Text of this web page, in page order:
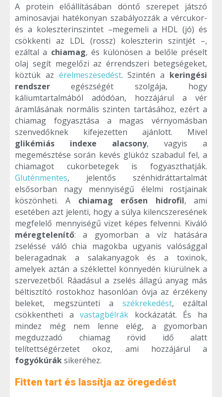
A protein előállításában döntő szerepet játszó
aminosavjai hatékonyan szabályozzák a vércukor-
és a koleszterinszintet –megemeli a HDL (jó) és
csökkenti az LDL (rossz) koleszterin szintjét –,
ezáltal a chiamag, és különösen a belőle préselt
olaj segít megelőzi az érrendszeri betegségeket,
köztük az érelmeszesedést. Szintén a keringési
rendszer egészségét szolgája, hogy
káliumtartalmából adódóan, hozzájárul a vér
áramlásának normális szinten tartásához, ezért a
chiamag fogyasztása a magas vérnyomásban
szenvedőknek kifejezetten ajánlott. Mivel
glikémiás indexe alacsony, vagyis a
megemésztése során kevés glükóz szabadul fel, a
chiamagot cukorbetegek is fogyaszthatják.
Gluténmentes, jelentős szénhidráttartalmát
elsősorban nagy mennyiségű élelmi rostjainak
köszönheti. A chiamag erősen hidrofil, ami
esetében azt jelenti, hogy a súlya kilencszeresének
megfelelő mennyiségű vizet képes felvenni. Kiváló
méregtelenítő: a gyomorban a víz hatására
zseléssé váló chia magokba ugyanis valósággal
beleragadnak a salakanyagok és a toxinok,
amelyek aztán a széklettel könnyedén kiürülnek a
szervezetből. Ráadásul a zselés állagú anyag más
béltisztító rostokhoz hasonlóan óvja az érzékeny
beleket, megszünteti a székrekedést, ezáltal
csökkentheti avastagbélrák kockázatát. És ha
mindez még nem lenne elég, a gyomorban
megduzzadó chiamag rövid idő alatt
telítettségérzetet okoz, ami hozzájárul a
fogyókúráksikeréhez.
Fitten tart és lassítja az öregedést